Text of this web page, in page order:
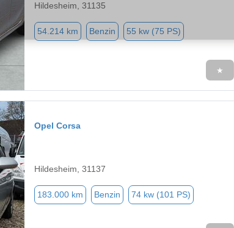
Hildesheim, 31135
54.214 km Benzin 55 kw (75 PS)
★
Opel Corsa
Hildesheim, 31137
183.000 km Benzin 74 kw (101 PS)